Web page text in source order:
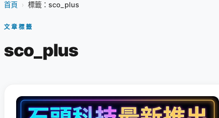
首頁 › 標籤：sco_plus
文章標籤
sco_plus